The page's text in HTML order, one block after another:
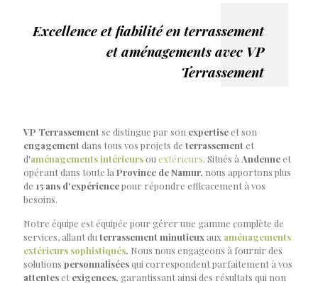
Excellence et fiabilité en terrassement
et aménagements avec VP
Terrassement
VP Terrassement se distingue par son expertiseet son
engagement dans tous vos projets de terrassement et
d'aménagements intérieursou extérieurs. Situés à Andenneet
opérant dans toute la Province de Namur, nous apportons plus
de 15 ans d'expériencepour répondre efficacement à vos
besoins.
Notre équipe est équipée pour gérer une gamme complète de
services, allant du terrassement minutieux aux aménagements
extérieurs sophistiqués. Nous nous engageons à fournir des
solutions personnaliséesqui correspondent parfaitement à vos
attentesetexigences, garantissant ainsi des résultats qui non